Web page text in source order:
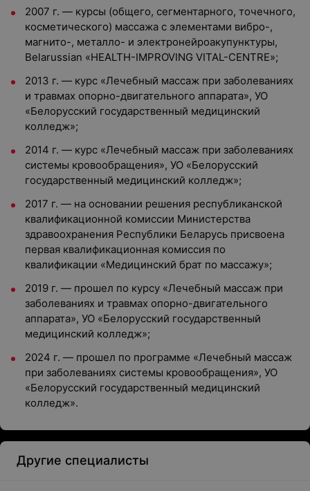
2007 г. — курсы (общего, сегментарного, точечного,
косметического) массажа с элементами вибро-,
магнито-, металло- и электронейроакупунктуры,
Belarussian «HEALTH-IMPROVING VITAL-CENTRE»;
2013 г. — курс «Лечебный массаж при заболеваниях
и травмах опорно-двигательного аппарата», УО
«Белорусский государственный медицинский
колледж»;
2014 г. — курс «Лечебный массаж при заболеваниях
системы кровообращения», УО «Белорусский
государственный медицинский колледж»;
2017 г. — на основании решения республиканской
квалификационной комиссии Министерства
здравоохранения Республики Беларусь присвоена
первая квалификационная комиссия по
квалификации «Медицинский брат по массажу»;
2019 г. — прошел по курсу «Лечебный массаж при
заболеваниях и травмах опорно-двигательного
аппарата», УО «Белорусский государственный
медицинский колледж»;
2024 г. — прошел по программе «Лечебный массаж
при заболеваниях системы кровообращения», УО
«Белорусский государственный медицинский
колледж».
Другие специалисты